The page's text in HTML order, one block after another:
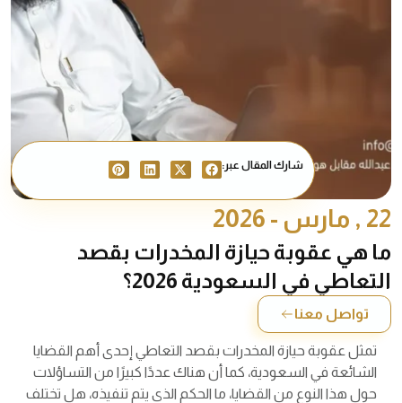
شارك المقال عبر:
22 , مارس - 2026
ما هي عقوبة حيازة المخدرات بقصد
التعاطي في السعودية 2026؟
تواصل معنا
تمثل عقوبة حيازة المخدرات بقصد التعاطي إحدى أهم القضايا
الشائعة في السعودية، كما أن هناك عددًا كبيرًا من التساؤلات
حول هذا النوع من القضايا، ما الحكم الذي يتم تنفيذه، هل تختلف